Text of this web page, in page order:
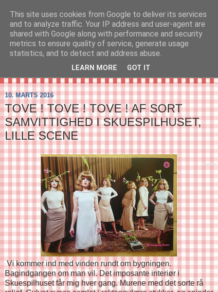
SVIRELIV
- en blog om svirelivet i København og resten af verden...
10. MARTS 2016
TOVE ! TOVE ! TOVE ! AF SORT
SAMVITTIGHED I SKUESPILHUSET,
LILLE SCENE
Vi kommer ind med vinden rundt om bygningen.
Bagindgangen om man vil. Det imposante interiør i
Skuespilhuset får mig hver gang. Murene med det sorte rå
This site uses cookies from Google to deliver its services
and to analyze traffic. Your IP address and user-agent are
shared with Google along with performance and security
metrics to ensure quality of service, generate usage
statistics, and to detect and address abuse.
LEARN MORE GOT IT